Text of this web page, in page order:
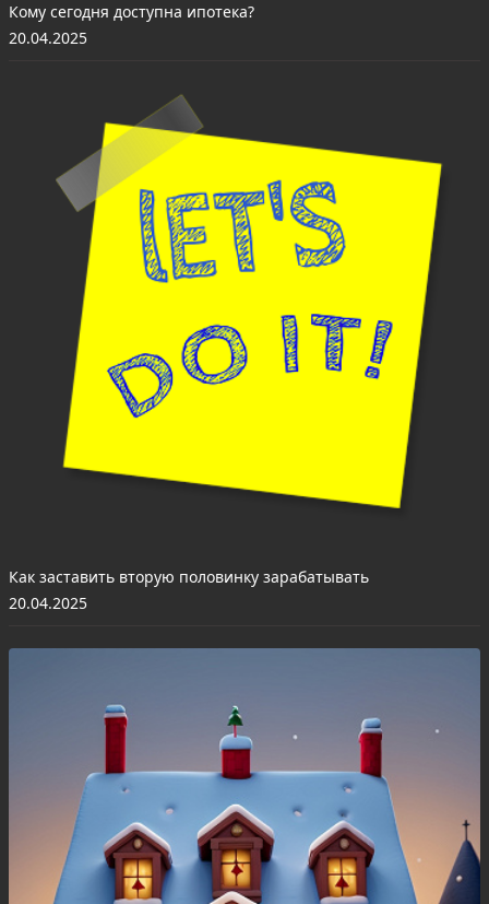
Кому сегодня доступна ипотека?
20.04.2025
Как заставить вторую половинку зарабатывать
20.04.2025